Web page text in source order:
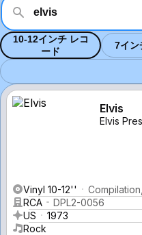
10-12インチ レコ
ード
7イン
Elvis
Elvis
Vinyl 10-12''
RCA
DPL2-0056
US
1973
Rock